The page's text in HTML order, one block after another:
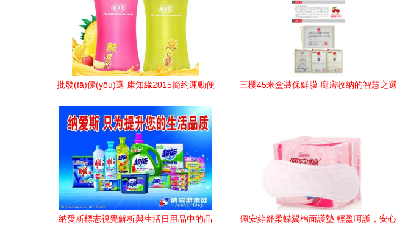
批發(fā)優(yōu)選 康知緣2015簡約運動便
是生活日用品王道
三櫻45米盒裝保鮮膜 廚房收納的智慧之選
納愛斯標志視覺解析與生活日用品中的品
佩安婷舒柔蝶翼棉面護墊 輕盈呵護，安心